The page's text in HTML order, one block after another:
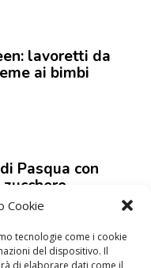
Cookie
tecnologie come i cookie
del dispositivo. Il
di elaborare dati come il
lavoretti da
ai bimbi
Pasqua con